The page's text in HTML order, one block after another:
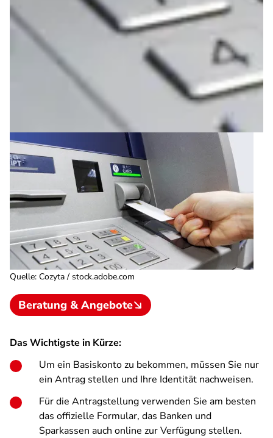
Quelle: Cozyta / stock.adobe.com
Beratung & Angebote
Das Wichtigste in Kürze:
Um ein Basiskonto zu bekommen, müssen Sie nur
ein Antrag stellen und Ihre Identität nachweisen.
Für die Antragstellung verwenden Sie am besten
das offizielle Formular, das Banken und
Sparkassen auch online zur Verfügung stellen.